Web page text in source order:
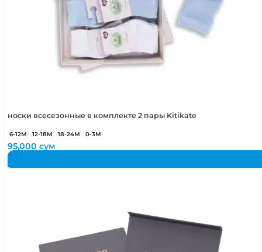
носки всесезонные в комплекте 2 пары Kitikate
6-12М 12-18М 18-24М 0-3М
95,000сум